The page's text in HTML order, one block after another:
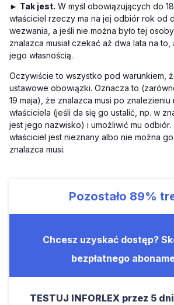
► Tak jest. W myśl obowiązujących do
właściciel rzeczy ma na jej odbiór rok od
wezwania, a jeśli nie można było tej
znalazca musiał czekać aż dwa lata na to,
jego własnością.
Oczywiście to wszystko pod warunkiem,
ustawowe obowiązki. Oznacza to
19 maja), że znalazca musi po
właściciela (jeśli da się go ustalić, np. w
jest jego nazwisko) i umożliwić mu
właściciel jest nieznany albo nie można
znalazca musi:
Pozostało 89%
Chcesz uzyskać dostęp?
bezpłatnego
TESTUJ INFORLEX przez 5 dni